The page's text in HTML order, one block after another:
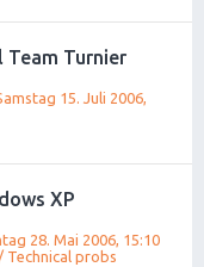
Team Turnier
15. Juli 2006,
XP
28. Mai 2006, 15:10
Technical probs